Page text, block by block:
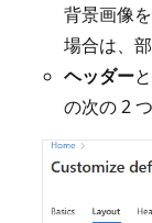
背景画像
場合は、
ヘッダーと
の次の 2